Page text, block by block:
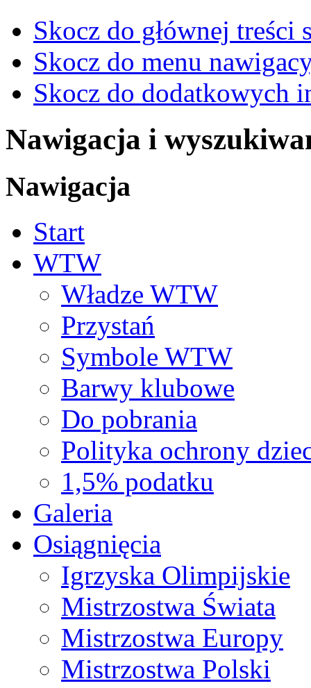
Skocz do głównej treści
Skocz do menu
Skocz do dodatkowych
Nawigacja i
Nawigacja
Start
WTW
Władze WTW
Przystań
Symbole WTW
Barwy klubowe
Do pobrania
Polityka ochrony
1,5% podatku
Galeria
Osiągnięcia
Igrzyska Olimpijskie
Mistrzostwa Świata
Mistrzostwa Europy
Mistrzostwa Polski